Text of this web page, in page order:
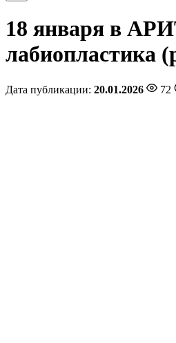
18 января в
лабиопластика
Дата публикации: 20.01.2026 72